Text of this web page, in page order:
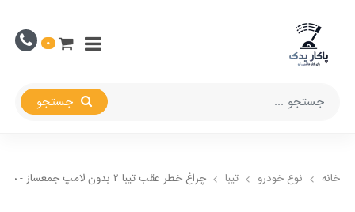
0
خانه نوع خودرو تیبا چراغ خطر عقب تیبا 2 بدون لامپ جمعساز - چپ - راننده